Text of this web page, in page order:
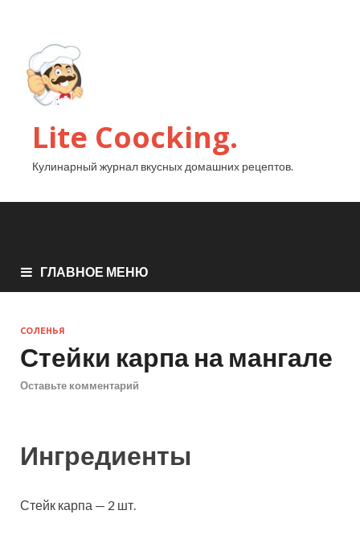
Lite Coocking.
Кулинарный журнал вкусных домашних рецептов.
ГЛАВНОЕ МЕНЮ
СОЛЕНЬЯ
Стейки карпа на мангале
Оставьте комментарий
Ингредиенты
Стейк карпа — 2 шт.